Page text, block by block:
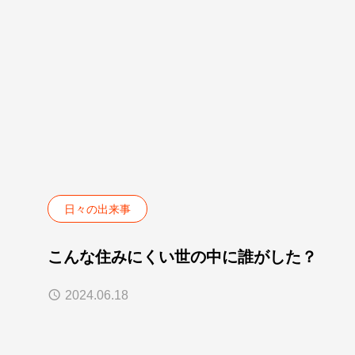
日々の出来事
こんな住みにくい世の中に誰がした？
2024.06.18